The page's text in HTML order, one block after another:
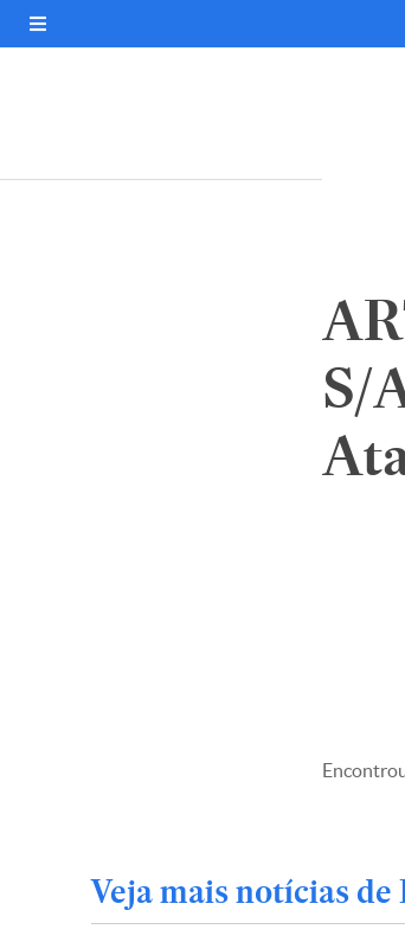
S/
Veja mais notícias de